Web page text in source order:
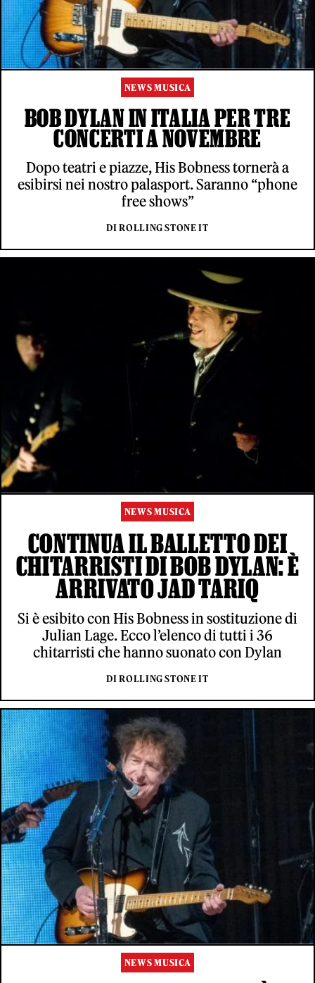
NEWS MUSICA
BOB DYLAN IN ITALIA PER TRE
CONCERTI A NOVEMBRE
Dopo teatri e piazze, His Bobness tornerà a
esibirsi nei nostro palasport. Saranno “phone
free shows”
DI ROLLING STONE IT
NEWS MUSICA
CONTINUA IL BALLETTO DEI
CHITARRISTI DI BOB DYLAN: È
ARRIVATO JAD TARIQ
Si è esibito con His Bobness in sostituzione di
Julian Lage. Ecco l’elenco di tutti i 36
chitarristi che hanno suonato con Dylan
DI ROLLING STONE IT
NEWS MUSICA